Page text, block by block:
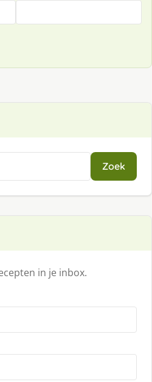
Zoek
in je inbox.